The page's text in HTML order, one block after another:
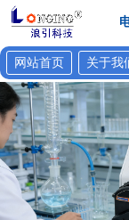
网站首页 关于我